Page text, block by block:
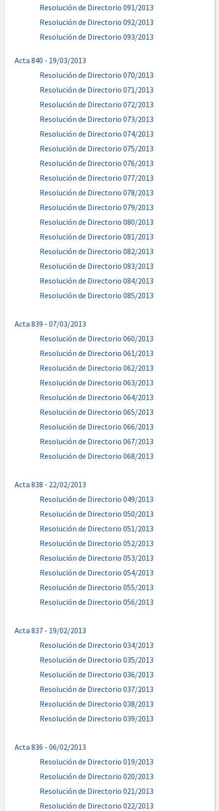
Resolución de Directorio 091/2013
Resolución de Directorio 092/2013
Resolución de Directorio 093/2013
Acta 840 - 19/03/2013
Resolución de Directorio 070/2013
Resolución de Directorio 071/2013
Resolución de Directorio 072/2013
Resolución de Directorio 073/2013
Resolución de Directorio 074/2013
Resolución de Directorio 075/2013
Resolución de Directorio 076/2013
Resolución de Directorio 077/2013
Resolución de Directorio 078/2013
Resolución de Directorio 079/2013
Resolución de Directorio 080/2013
Resolución de Directorio 081/2013
Resolución de Directorio 082/2013
Resolución de Directorio 083/2013
Resolución de Directorio 084/2013
Resolución de Directorio 085/2013
Acta 839 - 07/03/2013
Resolución de Directorio 060/2013
Resolución de Directorio 061/2013
Resolución de Directorio 062/2013
Resolución de Directorio 063/2013
Resolución de Directorio 064/2013
Resolución de Directorio 065/2013
Resolución de Directorio 066/2013
Resolución de Directorio 067/2013
Resolución de Directorio 068/2013
Acta 838 - 22/02/2013
Resolución de Directorio 049/2013
Resolución de Directorio 050/2013
Resolución de Directorio 051/2013
Resolución de Directorio 052/2013
Resolución de Directorio 053/2013
Resolución de Directorio 054/2013
Resolución de Directorio 055/2013
Resolución de Directorio 056/2013
Acta 837 - 19/02/2013
Resolución de Directorio 034/2013
Resolución de Directorio 035/2013
Resolución de Directorio 036/2013
Resolución de Directorio 037/2013
Resolución de Directorio 038/2013
Resolución de Directorio 039/2013
Acta 836 - 06/02/2013
Resolución de Directorio 019/2013
Resolución de Directorio 020/2013
Resolución de Directorio 021/2013
Resolución de Directorio 022/2013